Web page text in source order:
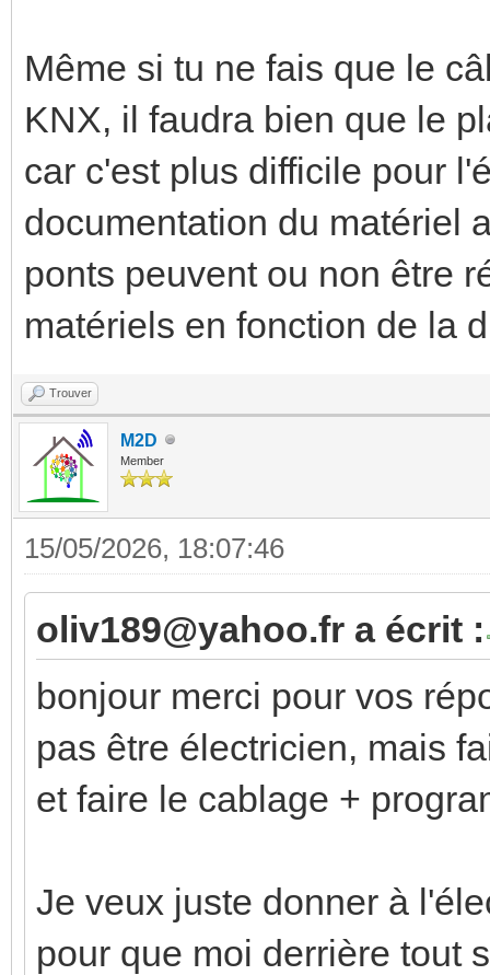
Même si tu ne fais que le
KNX, il faudra bien que le
car c'est plus difficile pour
documentation du matériel
ponts peuvent ou non être
matériels en fonction de la
Trouver
M2D
Member
15/05/2026, 18:07:46
oliv189@yahoo.fr a écrit :
bonjour merci pour vos
pas être électricien, mais
et faire le cablage +
Je veux juste donner à
pour que moi derrière tout